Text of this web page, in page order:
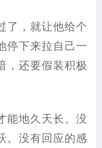
了，就让他给个
停下来拉自己一
，还要假装积极
能地久天长。没
。没有回应的感